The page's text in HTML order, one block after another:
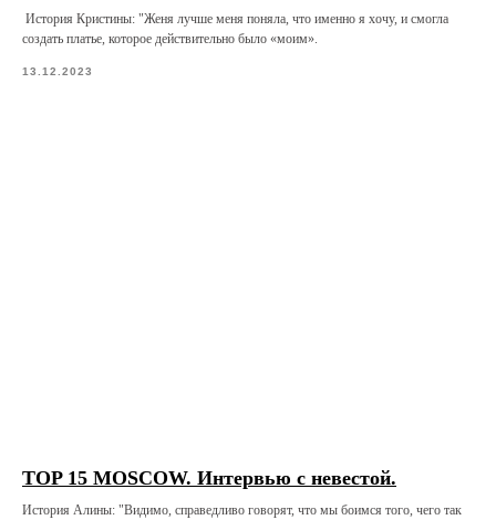
История Кристины: "Женя лучше меня поняла, что именно я хочу, и смогла
создать платье, которое действительно было «моим».
13.12.2023
TOP 15 MOSCOW. Интервью с невестой.
История Алины: "Видимо, справедливо говорят, что мы боимся того, чего так